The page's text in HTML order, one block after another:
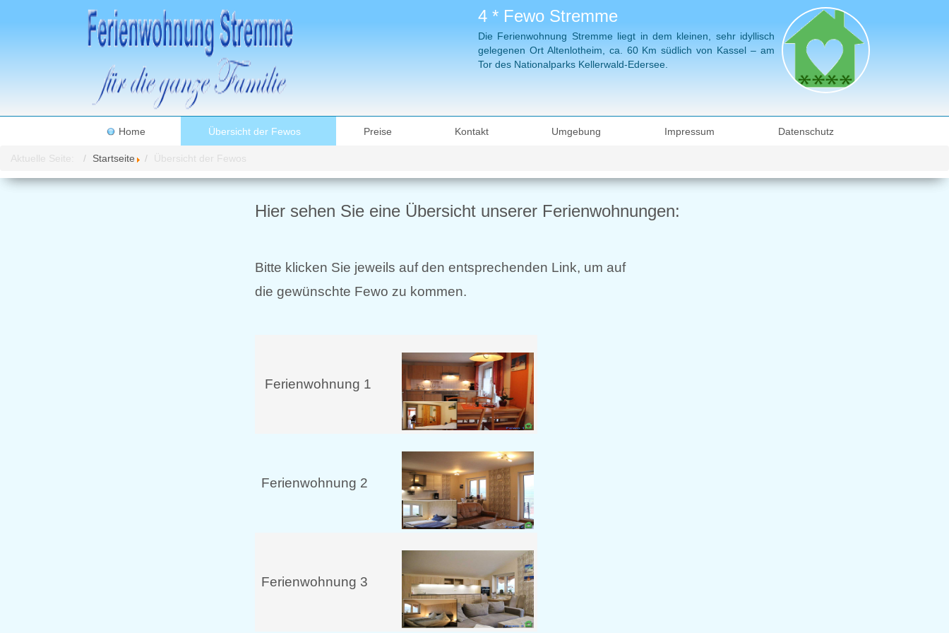
4 * Fewo Stremme
Die Ferienwohnung Stremme liegt in dem kleinen, sehr idyllisch
gelegenen Ort Altenlotheim, ca. 60 Km südlich von Kassel – am
Tor des Nationalparks Kellerwald-Edersee.
Home Übersicht der Fewos Preise Kontakt Umgebung Impressum Datenschutz
Aktuelle Seite: Startseite Übersicht der Fewos
Hier sehen Sie eine Übersicht unserer Ferienwohnungen:
Bitte klicken Sie jeweils auf den entsprechenden Link, um auf
die gewünschte Fewo zu kommen.
Ferienwohnung 1
Ferienwohnung 2
Ferienwohnung 3